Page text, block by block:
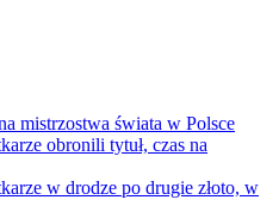
mistrzostwa świata w Polsce
obronili tytuł, czas na
w drodze po drugie złoto, w